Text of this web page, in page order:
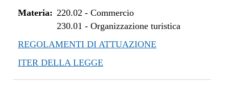
Materia: 220.02 - Commercio
230.01 - Organizzazione turistica
REGOLAMENTI DI ATTUAZIONE
ITER DELLA LEGGE